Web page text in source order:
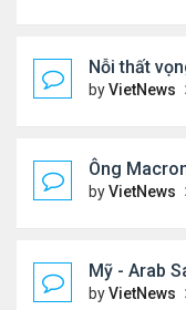
Nỗi thất
byVietNews
Ông
byVietNews
Mỹ - Arab
byVietNews